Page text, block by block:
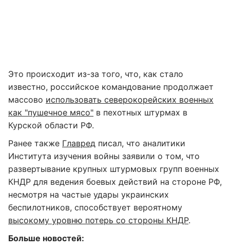
Это происходит из-за того, что, как стало
известно, российское командование продолжает
массово использовать северокорейских военных
как "пушечное мясо" в пехотных штурмах в
Курской области РФ.
Ранее также Главред писал, что аналитики
Института изучения войны заявили о том, что
развертывание крупных штурмовых групп военных
КНДР для ведения боевых действий на стороне РФ,
несмотря на частые удары украинских
беспилотников, способствует вероятному
высокому уровню потерь со стороны КНДР.
Больше новостей: